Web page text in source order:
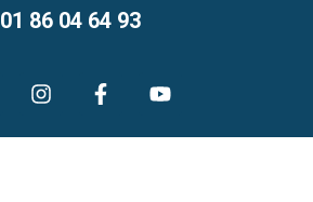
01 86 04 64 93